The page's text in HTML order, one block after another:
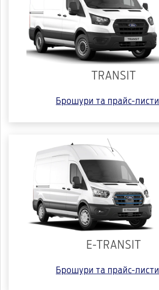
TRANSIT
Брошури та прайс-листи
E-TRANSIT
Брошури та прайс-листи